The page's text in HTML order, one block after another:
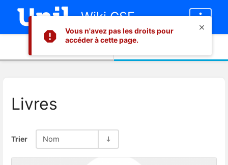
Vous n'avez pas les droits pour
accéder à cette page.
Wiki CSE
Livres
Trier Nom